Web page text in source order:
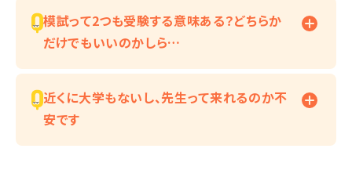
模試って2つも受験する意味ある？どちらか
だけでもいいのかしら…
近くに大学もないし、先生って来れるのか不
安です